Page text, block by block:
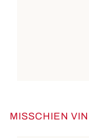
Productgalerij overslaan
MISSCHIEN